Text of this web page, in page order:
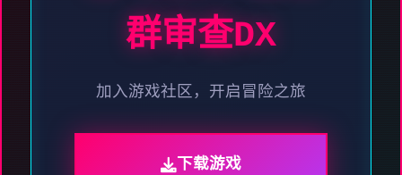
群审查DX
加入游戏社区，开启冒险之旅
下载游戏